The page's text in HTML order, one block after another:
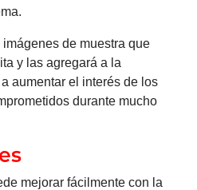
de muestra que
y las agregará a la
aumentar el interés de los
durante mucho
mejorar fácilmente con la